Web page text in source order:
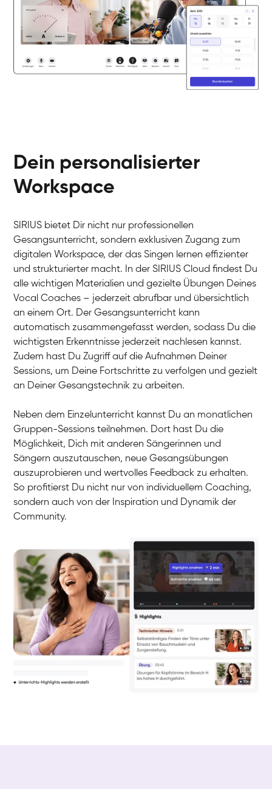
Dein personalisierter
Workspace
SIRIUS bietet Dir nicht nur professionellen
Gesangsunterricht, sondern exklusiven Zugang zum
digitalen Workspace, der das Singen lernen effizienter
und strukturierter macht. In der SIRIUS Cloud findest Du
alle wichtigen Materialien und gezielte Übungen Deines
Vocal Coaches – jederzeit abrufbar und übersichtlich
an einem Ort. Der Gesangsunterricht kann
automatisch zusammengefasst werden, sodass Du die
wichtigsten Erkenntnisse jederzeit nachlesen kannst.
Zudem hast Du Zugriff auf die Aufnahmen Deiner
Sessions, um Deine Fortschritte zu verfolgen und gezielt
an Deiner Gesangstechnik zu arbeiten.
Neben dem Einzelunterricht kannst Du an monatlichen
Gruppen-Sessions teilnehmen. Dort hast Du die
Möglichkeit, Dich mit anderen Sängerinnen und
Sängern auszutauschen, neue Gesangsübungen
auszuprobieren und wertvolles Feedback zu erhalten.
So profitierst Du nicht nur von individuellem Coaching,
sondern auch von der Inspiration und Dynamik der
Community.